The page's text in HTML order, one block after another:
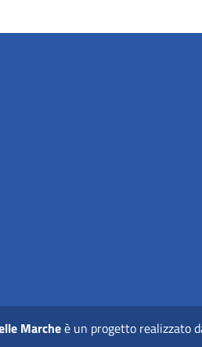
Marcheè un progetto realizzato